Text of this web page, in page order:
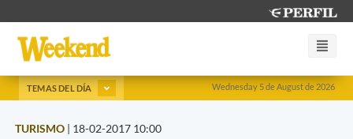
Wednesday 5 de August de 2026
TEMAS DEL DÍA
TURISMO | 18-02-2017 10:00